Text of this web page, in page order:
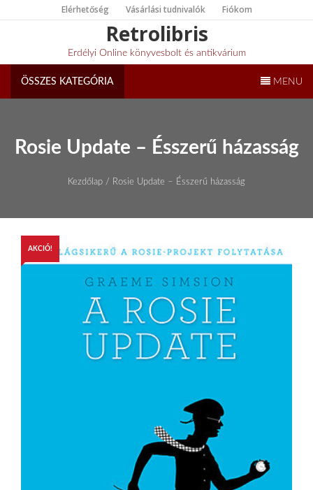
to
Elérhetőség Vásárlási tudnivalók Fiókom
Retrolibris
Erdélyi Online könyvesbolt és antikvárium
ÖSSZES KATEGÓRIA MENU
Rosie Update – Ésszerű házasság
Kezdőlap / Rosie Update – Ésszerű házasság
AKCIÓ!